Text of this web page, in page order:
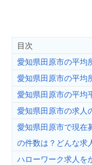
目次
愛知県田原市の平均
愛知県田原市の平均
愛知県田原市の平均
愛知県田原市の求人
愛知県田原市で現在
の件数は？どんな求
ハローワーク求人を